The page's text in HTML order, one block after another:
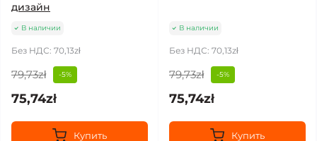
дизайн
В наличии
Без НДС: 70,13zł
79,73zł -5%
75,74zł
Купить
В наличии
Без НДС: 70,13zł
79,73zł -5%
75,74zł
Купить